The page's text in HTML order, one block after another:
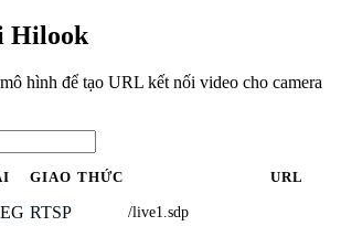
Hilook
hình để tạo URL kết nối video cho camera
GIAO THỨC URL
RTSP /live1.sdp